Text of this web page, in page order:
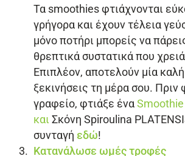
Τα smoothies φτιάχνονται
γρήγορα και έχουν τέλεια
μόνο ποτήρι μπορείς να
θρεπτικά συστατικά που
Επιπλέον, αποτελούν μία
ξεκινήσεις τη μέρα σου. Πριν
γραφείο, φτιάξε ένα Smoothie
και Σκόνη Spiroulina
συνταγή εδώ!
Κατανάλωσε ωμές τροφές